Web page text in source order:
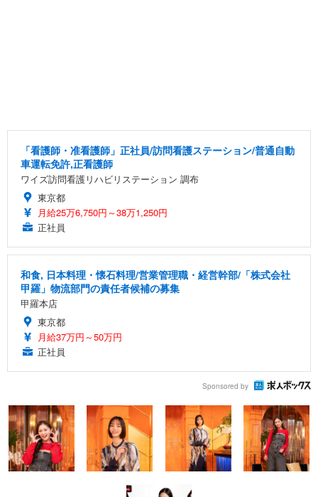
「看護師・准看護師」正社員/訪問看護ステーション/普通自動
車運転免許,正看護師
ワイズ訪問看護リハビリステーション 調布
東京都
月給25万6,750円～38万1,250円
正社員
和食, 日本料理・懐石料理/営業管理職・経営幹部/「株式会社
甲羅」物流部門の責任者候補の募集
甲羅本店
東京都
月給37万円～50万円
正社員
Sponsored by